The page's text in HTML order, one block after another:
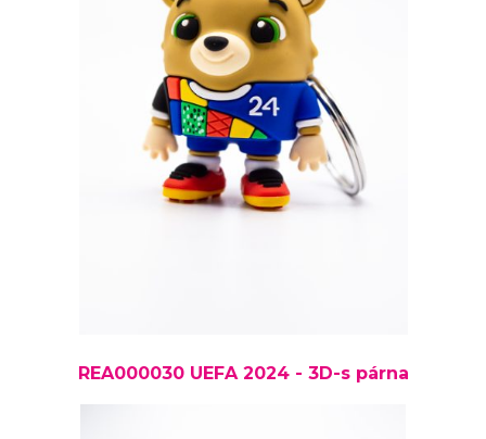
REA000030 UEFA 2024 - 3D-s párna